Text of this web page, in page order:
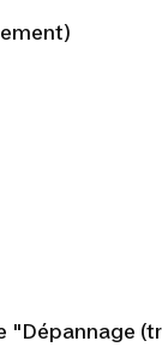
"Dépannage